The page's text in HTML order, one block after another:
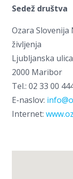
Sedež društva
Ozara
življenja
Ljubljanska
2000 Maribor
Tel.: 02 33 00
E-naslov:
Internet: